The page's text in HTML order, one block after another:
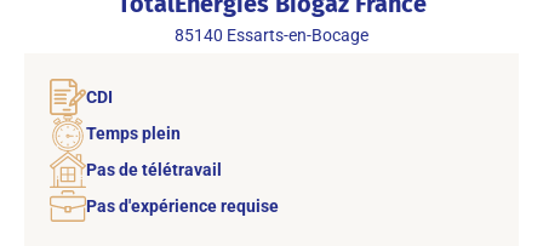
85140 Essarts-en-Bocage
CDI
Temps plein
Pas de télétravail
Pas d'expérience requise